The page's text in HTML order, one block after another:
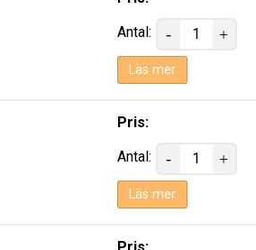
Antal:
Läs mer
Pris:
Antal:
Läs mer
Pris: